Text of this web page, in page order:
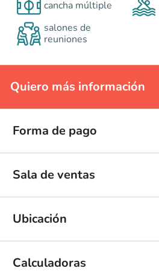
cancha múltiple
salones de
reuniones
Quiero más información
Forma de pago
Sala de ventas
Ubicación
Calculadoras